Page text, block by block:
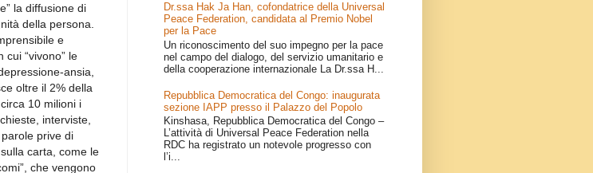
la diffusione di
della persona.
e
“vivono” le
ansia,
oltre il 2% della
10 milioni i
interviste,
prive di
carta, come le
che vengono
Dr.ssa Hak Ja Han, cofondatrice della Universal
Peace Federation, candidata al Premio Nobel
per la Pace
Un riconoscimento del suo impegno per la pace
nel campo del dialogo, del servizio umanitario e
della cooperazione internazionale La Dr.ssa H...
Repubblica Democratica del Congo: inaugurata
sezione IAPP presso il Palazzo del Popolo
Kinshasa, Repubblica Democratica del Congo –
L’attività di Universal Peace Federation nella
RDC ha registrato un notevole progresso con
l’i...